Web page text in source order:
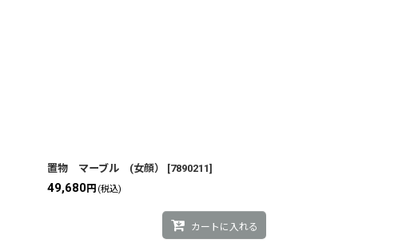
置物 マーブル (女顔） [7890211]
49,680円 (税込)
カートに入れる